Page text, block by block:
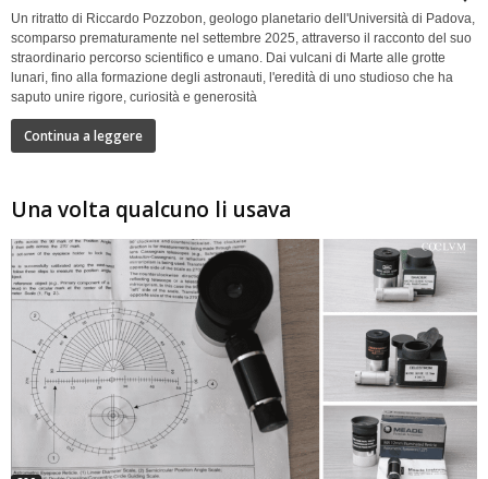
Un ritratto di Riccardo Pozzobon, geologo planetario dell'Università di Padova,
scomparso prematuramente nel settembre 2025, attraverso il racconto del suo
straordinario percorso scientifico e umano. Dai vulcani di Marte alle grotte
lunari, fino alla formazione degli astronauti, l'eredità di uno studioso che ha
saputo unire rigore, curiosità e generosità
Continua a leggere
Una volta qualcuno li usava